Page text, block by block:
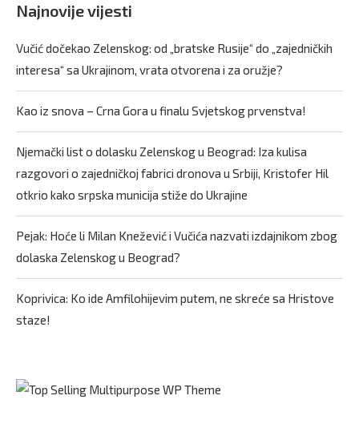
Najnovije vijesti
Vučić dočekao Zelenskog: od „bratske Rusije“ do „zajedničkih
interesa“ sa Ukrajinom, vrata otvorena i za oružje?
Kao iz snova – Crna Gora u finalu Svjetskog prvenstva!
Njemački list o dolasku Zelenskog u Beograd: Iza kulisa
razgovori o zajedničkoj fabrici dronova u Srbiji, Kristofer Hil
otkrio kako srpska municija stiže do Ukrajine
Pejak: Hoće li Milan Knežević i Vučića nazvati izdajnikom zbog
dolaska Zelenskog u Beograd?
Koprivica: Ko ide Amfilohijevim putem, ne skreće sa Hristove
staze!